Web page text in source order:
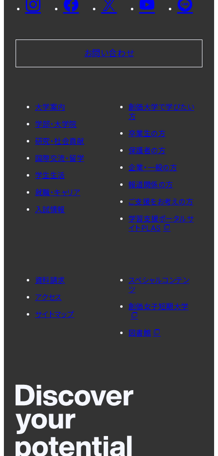
お問い合わせ
大学案内
学部・大学院
研究・社会貢献
国際交流・留学
学生生活
就職・キャリア
入試情報
創価大学で学びたい
方
卒業生の方
保護者の方
企業・一般の方
報道関係の方
ご支援をお考えの方
学習支援ポータルサ
イトPLAS
資料請求
アクセス
サイトマップ
スペシャルコンテン
ツ
創価女子短期大学
図書館